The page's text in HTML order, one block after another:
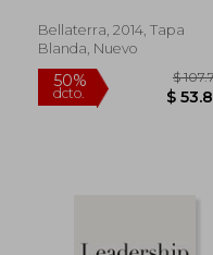
Bellaterra, 2014, Tapa
Blanda, Nuevo